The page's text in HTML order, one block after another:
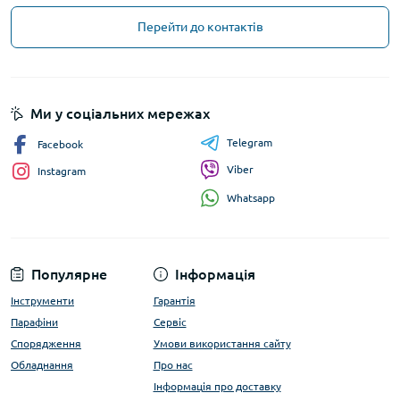
Перейти до контактів
Популярне
Інструменти
Парафіни
Спорядження
Обладнання
Інформація
Гарантія
Сервіс
Умови використання сайту
Про нас
Інформація про доставку
Ми у соціальних мережах
Facebook
Instagram
Telegram
Viber
Whatsapp